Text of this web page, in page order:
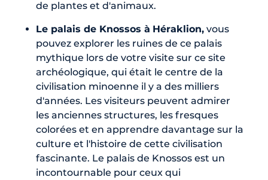
de plantes et d'animaux.
Le palais de Knossos à Héraklion, vous
pouvez explorer les ruines de ce palais
mythique lors de votre visite sur ce site
archéologique, qui était le centre de la
civilisation minoenne il y a des milliers
d'années. Les visiteurs peuvent admirer
les anciennes structures, les fresques
colorées et en apprendre davantage sur la
culture et l'histoire de cette civilisation
fascinante. Le palais de Knossos est un
incontournable pour ceux qui